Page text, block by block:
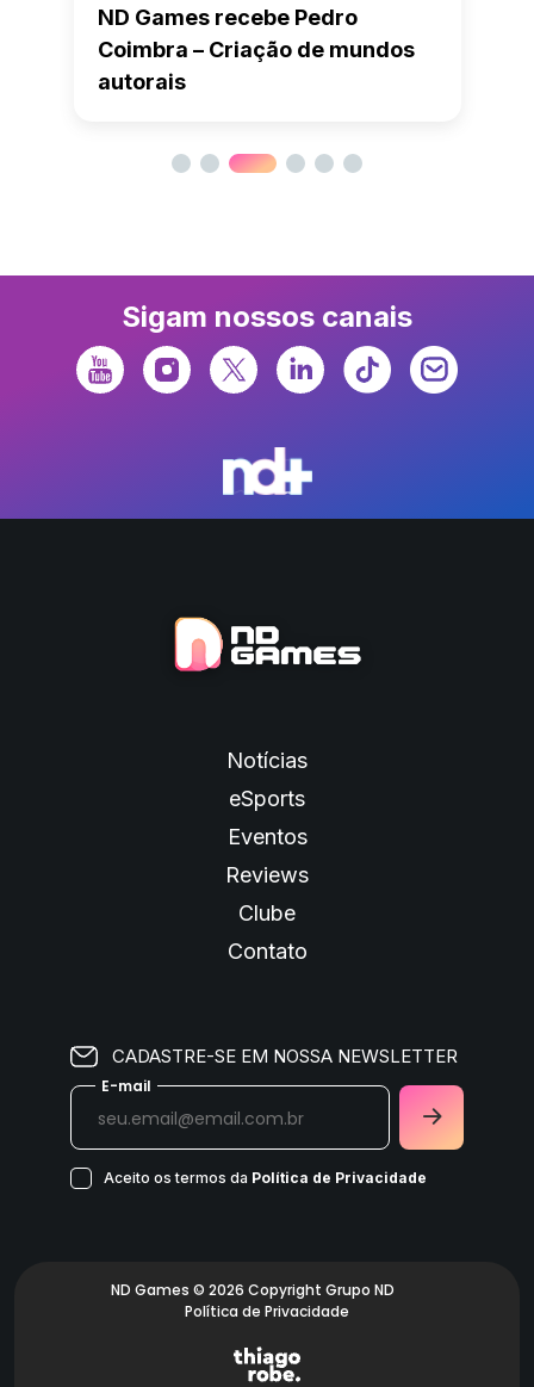
ND Games recebe Pedro
Coimbra – Criação de mundos
autorais
Sigam nossos canais
Notícias
eSports
Eventos
Reviews
Clube
Contato
CADASTRE-SE EM NOSSA NEWSLETTER
E-mail
Aceito os termos da Política de Privacidade
ND Games © 2026 Copyright Grupo ND
Política de Privacidade